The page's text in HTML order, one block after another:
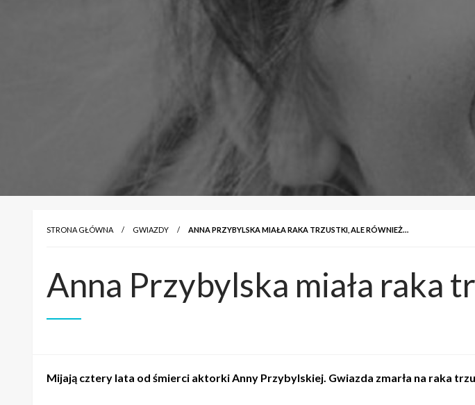
STRONA GŁÓWNA GWIAZDY ANNA PRZYBYLSKA MIAŁA RAKA TRZUSTKI, ALE RÓWNIEŻ…
Anna Przybylska miała raka
Mijają cztery lata od śmierci aktorki Anny Przybylskiej. Gwiazda zmarła na raka